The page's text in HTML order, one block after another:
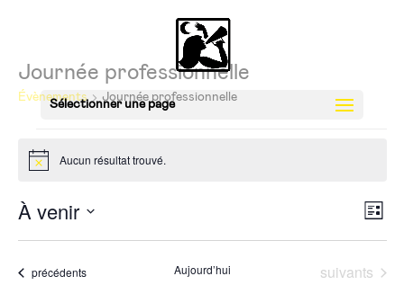
Sélectionner une page
Journée professionnelle
Évènements Journée professionnelle
Notice Aucun résultat trouvé.
de
Liste
À venir
date.Évènements
précédents Aujourd’hui Évènements
suivants